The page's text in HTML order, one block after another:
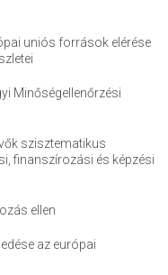
uniós források elérése
Minőségellenőrzési
szisztematikus
finanszírozási és képzési
ellen
az európai